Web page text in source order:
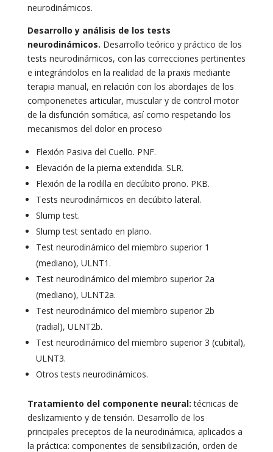
neurodinámicos.
Desarrollo y análisis de los tests
neurodinámicos. Desarrollo teórico y práctico de los
tests neurodinámicos, con las correcciones pertinentes
e integrándolos en la realidad de la praxis mediante
terapia manual, en relación con los abordajes de los
componenetes articular, muscular y de control motor
de la disfunción somática, así como respetando los
mecanismos del dolor en proceso
Flexión Pasiva del Cuello. PNF.
Elevación de la pierna extendida. SLR.
Flexión de la rodilla en decúbito prono. PKB.
Tests neurodinámicos en decúbito lateral.
Slump test.
Slump test sentado en plano.
Test neurodinámico del miembro superior 1
(mediano), ULNT1.
Test neurodinámico del miembro superior 2a
(mediano), ULNT2a.
Test neurodinámico del miembro superior 2b
(radial), ULNT2b.
Test neurodinámico del miembro superior 3 (cubital),
ULNT3.
Otros tests neurodinámicos.
Tratamiento del componente neural: técnicas de
deslizamiento y de tensión. Desarrollo de los
principales preceptos de la neurodinámica, aplicados a
la práctica: componentes de sensibilización, orden de